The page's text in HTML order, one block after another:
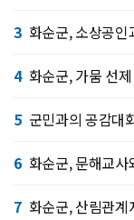
3 화순군, 소상공
4 화순군, 가뭄 선
5 군민과의 공감대
6 화순군, 문해교사
7 화순군, 산림관계